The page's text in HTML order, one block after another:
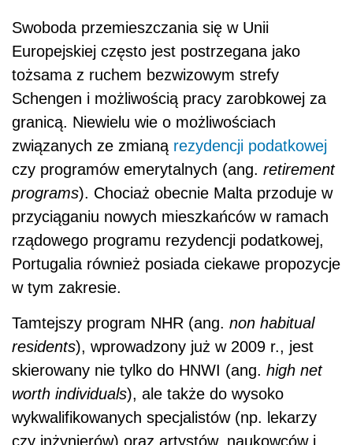
Swoboda przemieszczania się w Unii
Europejskiej często jest postrzegana jako
tożsama z ruchem bezwizowym strefy
Schengen i możliwością pracy zarobkowej za
granicą. Niewielu wie o możliwościach
związanych ze zmianą rezydencji podatkowej
czy programów emerytalnych (ang. retirement
programs). Chociaż obecnie Malta przoduje w
przyciąganiu nowych mieszkańców w ramach
rządowego programu rezydencji podatkowej,
Portugalia również posiada ciekawe propozycje
w tym zakresie.
Tamtejszy program NHR (ang. non habitual
residents), wprowadzony już w 2009 r., jest
skierowany nie tylko do HNWI (ang. high net
worth individuals), ale także do wysoko
wykwalifikowanych specjalistów (np. lekarzy
czy inżynierów) oraz artystów, naukowców i